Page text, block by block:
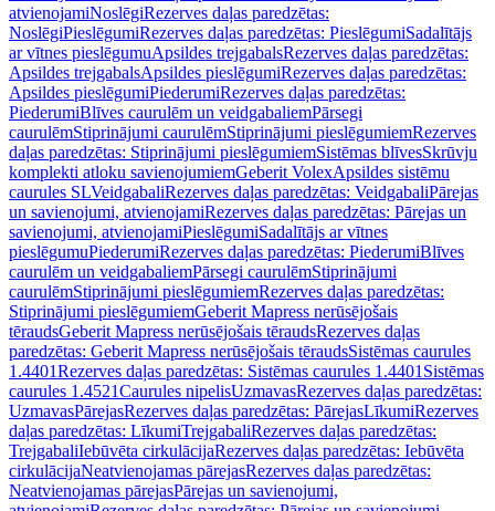
atvienojamiNoslēgiRezerves daļas paredzētas:
NoslēgiPieslēgumiRezerves daļas paredzētas: PieslēgumiSadalītājs
ar vītnes pieslēgumuApsildes trejgabalsRezerves daļas paredzētas:
Apsildes trejgabalsApsildes pieslēgumiRezerves daļas paredzētas:
Apsildes pieslēgumiPiederumiRezerves daļas paredzētas:
PiederumiBlīves caurulēm un veidgabaliemPārsegi
caurulēmStiprinājumi caurulēmStiprinājumi pieslēgumiemRezerves
daļas paredzētas: Stiprinājumi pieslēgumiemSistēmas blīvesSkrūvju
komplekti atloku savienojumiemGeberit VolexApsildes sistēmu
caurules SLVeidgabaliRezerves daļas paredzētas: VeidgabaliPārejas
un savienojumi, atvienojamiRezerves daļas paredzētas: Pārejas un
savienojumi, atvienojamiPieslēgumiSadalītājs ar vītnes
pieslēgumuPiederumiRezerves daļas paredzētas: PiederumiBlīves
caurulēm un veidgabaliemPārsegi caurulēmStiprinājumi
caurulēmStiprinājumi pieslēgumiemRezerves daļas paredzētas:
Stiprinājumi pieslēgumiemGeberit Mapress nerūsējošais
tēraudsGeberit Mapress nerūsējošais tēraudsRezerves daļas
paredzētas: Geberit Mapress nerūsējošais tēraudsSistēmas caurules
1.4401Rezerves daļas paredzētas: Sistēmas caurules 1.4401 Sistēmas
caurules 1.4521Caurules nipelisUzmavasRezerves daļas paredzētas:
UzmavasPārejasRezerves daļas paredzētas: PārejasLīkumiRezerves
daļas paredzētas: LīkumiTrejgabaliRezerves daļas paredzētas:
TrejgabaliIebūvēta cirkulācijaRezerves daļas paredzētas: Iebūvēta
cirkulācijaNeatvienojamas pārejasRezerves daļas paredzētas:
Neatvienojamas pārejasPārejas un savienojumi,